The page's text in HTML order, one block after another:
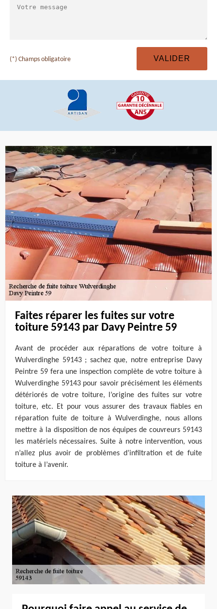
(*) Champs obligatoire
Faites réparer les fuites sur votre
toiture 59143 par Davy Peintre 59
Avant de procéder aux réparations de votre toiture à
Wulverdinghe 59143 ; sachez que, notre entreprise Davy
Peintre 59 fera une inspection complète de votre toiture à
Wulverdinghe 59143 pour savoir précisément les éléments
détériorés de votre toiture, l’origine des fuites sur votre
toiture, etc. Et pour vous assurer des travaux fiables en
réparation fuite de toiture à Wulverdinghe, nous allons
mettre à la disposition de nos équipes de couvreurs 59143
les matériels nécessaires. Suite à notre intervention, vous
n’allez plus avoir de problèmes d’infiltration et de fuite
toiture à l’avenir.